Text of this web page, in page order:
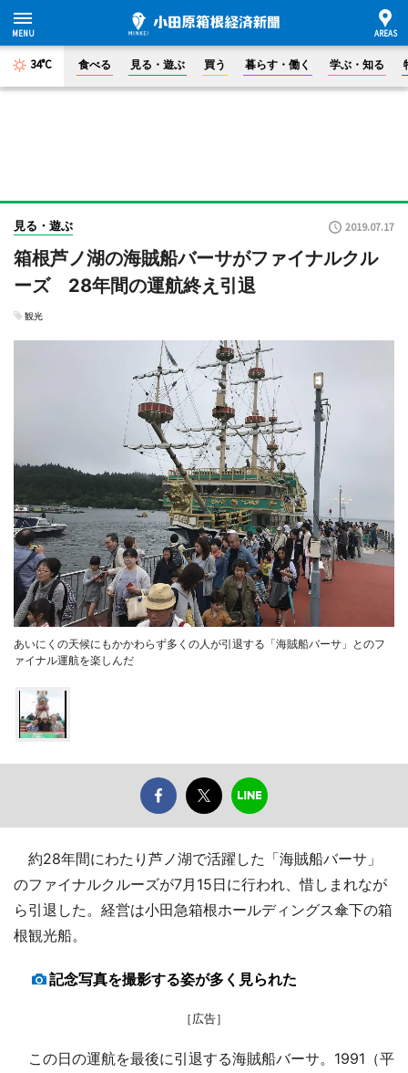
34°C 食べる 見る・遊ぶ 買う 暮らす・働く 学ぶ・知る
見る・遊ぶ 2019.07.17
箱根芦ノ湖の海賊船バーサがファイナルクル
ーズ 28年間の運航終え引退
観光
あいにくの天候にもかかわらず多くの人が引退する「海賊船バーサ」とのフ
ァイナル運航を楽しんだ
約28年間にわたり芦ノ湖で活躍した「海賊船バーサ」
のファイナルクルーズが7月15日に行われ、惜しまれなが
ら引退した。経営は小田急箱根ホールディングス傘下の箱
根観光船。
記念写真を撮影する姿が多く見られた
［広告］
この日の運航を最後に引退する海賊船バーサ。1991（平